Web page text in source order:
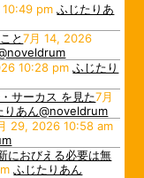
10:49 pm ふじたりあ
と7月 14, 2026
10:28 pm ふじたり
サーカス を見た7月
りあん@noveldrum
29, 2026 10:58 am
におびえる必要は無
ふじたりあん